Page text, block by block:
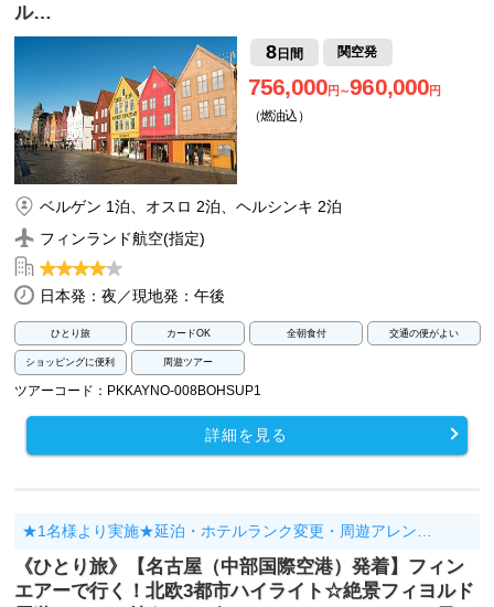
ル…
8日間 関空発
756,000円～960,000円
（燃油込）
ベルゲン 1泊、オスロ 2泊、ヘルシンキ 2泊
フィンランド航空(指定)
日本発：夜／現地発：午後
ひとり旅 カードOK 全朝食付 交通の便がよい
ショッピングに便利 周遊ツアー
ツアーコード：PKKAYNO-008BOHSUP1
詳細を見る
★1名様より実施★延泊・ホテルランク変更・周遊アレン…
《ひとり旅》【名古屋（中部国際空港）発着】フィン
エアーで行く！北欧3都市ハイライト☆絶景フィヨルド